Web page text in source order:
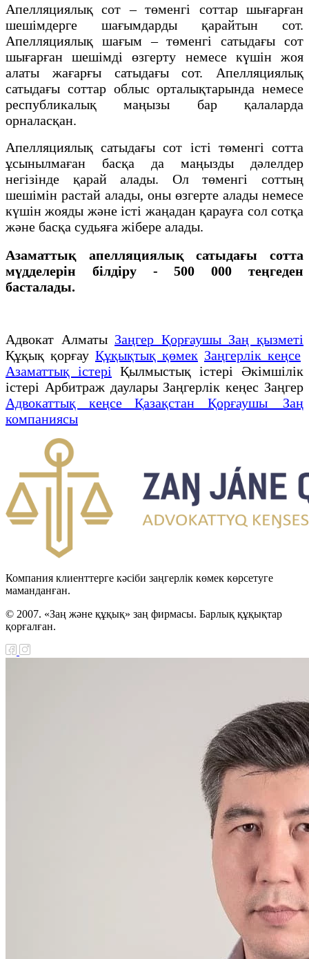
Апелляциялық сот – төменгі соттар шығарған
шешімдерге шағымдарды қарайтын сот.
Апелляциялық шағым – төменгі сатыдағы сот
шығарған шешімді өзгерту немесе күшін жоя
алаты жағарғы сатыдағы сот. Апелляциялық
сатыдағы соттар облыс орталықтарында немесе
республикалық маңызы бар қалаларда
орналасқан.
Апелляциялық сатыдағы сот істі төменгі сотта
ұсынылмаған басқа да маңызды дәлелдер
негізінде қарай алады. Ол төменгі соттың
шешімін растай алады, оны өзгерте алады немесе
күшін жояды және істі жаңадан қарауға сол сотқа
және басқа судьяға жібере алады.
Азаматтық апелляциялық сатыдағы сотта
мүдделерін білдіру - 500 000 теңгеден
басталады.
Адвокат Алматы Заңгер Қорғаушы Заң қызметі
Құқық қорғау Құқықтық қөмек Заңгерлік кеңсе
Азаматтық істері Қылмыстық істері Әкімшілік
істері Арбитраж даулары Заңгерлік кеңес Заңгер
Адвокаттық кеңсе Қазақстан Қорғаушы Заң
компаниясы
Компания клиенттерге кәсіби заңгерлік көмек көрсетуге
маманданған.
© 2007. «Заң және құқық» заң фирмасы. Барлық құқықтар
қорғалған.